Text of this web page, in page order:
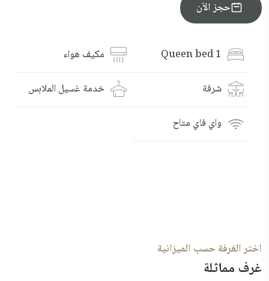
احجز الآن
1 Queen bed
مكيف هواء
شرفة
خدمة غسيل الملابس
واي فاي متاح
اختر الغرفة حسب الميزانية
غرف مماثلة